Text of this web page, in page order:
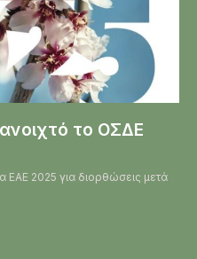
το ΟΣΔΕ
ΕΑΕ 2025 για διορθώσεις μετά